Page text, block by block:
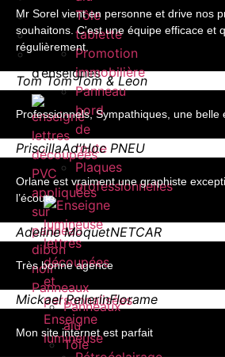
Enseigne drapeau
Adhésifs
Pose, dépose et réparation
d’enseignes
Panneaux
Panneaux
alu
Tôle
Tôle
tablette
Promotion
immobilière
Panneau
bord
de
route
Plaques
professionnelles
Enseigne
lumineuse
Mr Sorel vient en personne et drive nos
souhaitons. C'est une équipe efficace et
régulièrement.
TomTom Tom & Leon
Professionnels, Sympathiques, une belle
PriscillaAd'Hoc PNEU
Orlane est vraiment une graphiste
l’écoute
Adeline MoquetNETCAR
Très bonne agence
Mickael PellerinFlorame
Mon site internet est parfait